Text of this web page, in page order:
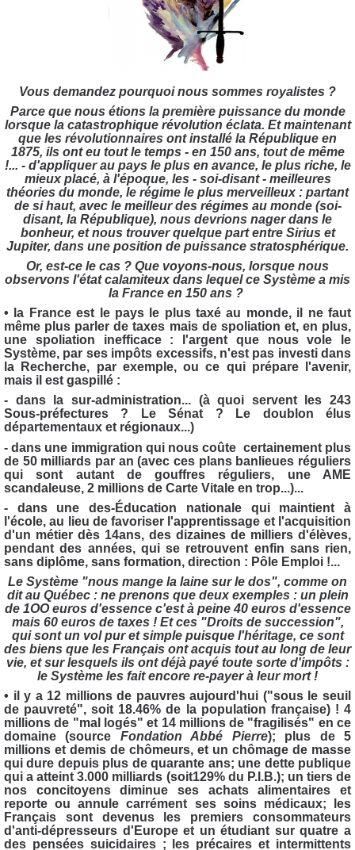
Vous demandez pourquoi nous sommes royalistes ?
Parce que nous étions la première puissance du monde
lorsque la catastrophique révolution éclata. Et maintenant
que les révolutionnaires ont installé la République en
1875, ils ont eu tout le temps - en 150 ans, tout de même
!... - d'appliquer au pays le plus en avance, le plus riche, le
mieux placé, à l'époque, les - soi-disant - meilleures
théories du monde, le régime le plus merveilleux : partant
de si haut, avec le meilleur des régimes au monde (soi-
disant, la République), nous devrions nager dans le
bonheur, et nous trouver quelque part entre Sirius et
Jupiter, dans une position de puissance stratosphérique.
Or, est-ce le cas ? Que voyons-nous, lorsque nous
observons l'état calamiteux dans lequel ce Système a mis
la France en 150 ans ?
• la France est le pays le plus taxé au monde, il ne faut
même plus parler de taxes mais de spoliation et, en plus,
une spoliation inefficace : l'argent que nous vole le
Système, par ses impôts excessifs, n'est pas investi dans
la Recherche, par exemple, ou ce qui prépare l'avenir,
mais il est gaspillé :
- dans la sur-administration... (à quoi servent les 243
Sous-préfectures ? Le Sénat ? Le doublon élus
départementaux et régionaux...)
- dans une immigration qui nous coûte certainement plus
de 50 milliards par an (avec ces plans banlieues réguliers
qui sont autant de gouffres réguliers, une AME
scandaleuse, 2 millions de Carte Vitale en trop...)...
- dans une des-Éducation nationale qui maintient à
l'école, au lieu de favoriser l'apprentissage et l'acquisition
d'un métier dès 14ans, des dizaines de milliers d'élèves,
pendant des années, qui se retrouvent enfin sans rien,
sans diplôme, sans formation, direction : Pôle Emploi !...
Le Système "nous mange la laine sur le dos", comme on
dit au Québec : ne prenons que deux exemples : un plein
de 1OO euros d'essence c'est à peine 40 euros d'essence
mais 60 euros de taxes ! Et ces "Droits de succession",
qui sont un vol pur et simple puisque l'héritage, ce sont
des biens que les Français ont acquis tout au long de leur
vie, et sur lesquels ils ont déjà payé toute sorte d'impôts :
le Système les fait encore re-payer à leur mort !
• il y a 12 millions de pauvres aujourd'hui ("sous le seuil
de pauvreté", soit 18.46% de la population française) ! 4
millions de "mal logés" et 14 millions de "fragilisés" en ce
domaine (source Fondation Abbé Pierre); plus de 5
millions et demis de chômeurs, et un chômage de masse
qui dure depuis plus de quarante ans; une dette publique
qui a atteint 3.000 milliards (soit129% du P.I.B.); un tiers de
nos concitoyens diminue ses achats alimentaires et
reporte ou annule carrément ses soins médicaux; les
Français sont devenus les premiers consommateurs
d'anti-dépresseurs d'Europe et un étudiant sur quatre a
des pensées suicidaires ; les précaires et intermittents